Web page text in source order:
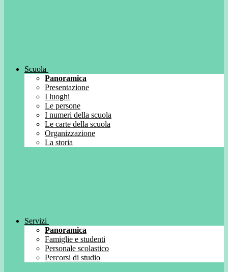
Scuola
Panoramica
Presentazione
I luoghi
Le persone
I numeri della scuola
Le carte della scuola
Organizzazione
La storia
Servizi
Panoramica
Famiglie e studenti
Personale scolastico
Percorsi di studio